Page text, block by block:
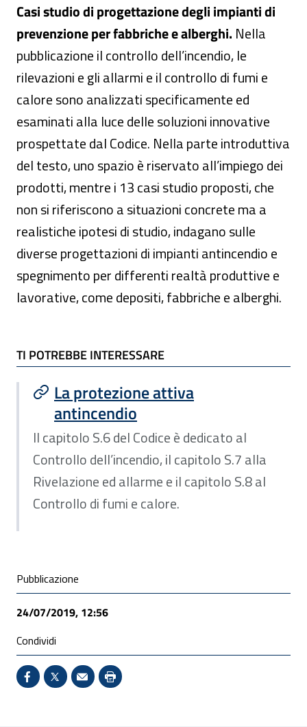
Casi studio di progettazione degli impianti di
prevenzione per fabbriche e alberghi. Nella
pubblicazione il controllo dell’incendio, le
rilevazioni e gli allarmi e il controllo di fumi e
calore sono analizzati specificamente ed
esaminati alla luce delle soluzioni innovative
prospettate dal Codice. Nella parte introduttiva
del testo, uno spazio è riservato all’impiego dei
prodotti, mentre i 13 casi studio proposti, che
non si riferiscono a situazioni concrete ma a
realistiche ipotesi di studio, indagano sulle
diverse progettazioni di impianti antincendio e
spegnimento per differenti realtà produttive e
lavorative, come depositi, fabbriche e alberghi.
TI POTREBBE INTERESSARE
TI POTREBBE INTERESSARE
La protezione attiva
antincendio
Il capitolo S.6 del Codice è dedicato al
Controllo dell’incendio, il capitolo S.7 alla
Rivelazione ed allarme e il capitolo S.8 al
Controllo di fumi e calore.
Condivisione social
Pubblicazione
24/07/2019, 12:56
Condividi
Condividi su Facebook - Sito esterno - Apertura in
X - Sito esterno - Apertura in nuova finestra
Invio Mail: apre il programma di posta
Stampa pagina: scelta meno